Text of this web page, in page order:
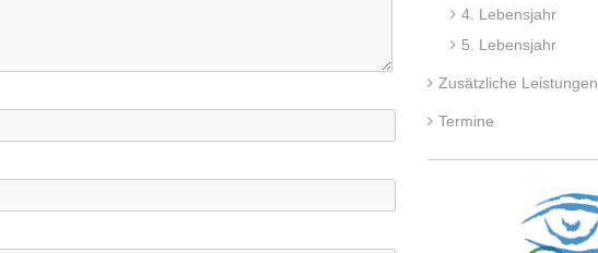
4. Lebensjahr
5. Lebensjahr
Zusätzliche Leistungen
Termine